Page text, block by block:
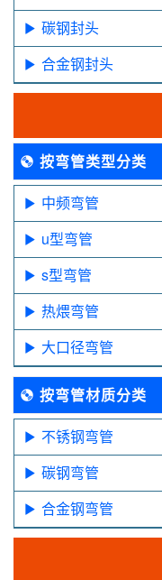
碳钢封头
合金钢封头
按弯管类型分类
中频弯管
u型弯管
s型弯管
热煨弯管
大口径弯管
按弯管材质分类
不锈钢弯管
碳钢弯管
合金钢弯管